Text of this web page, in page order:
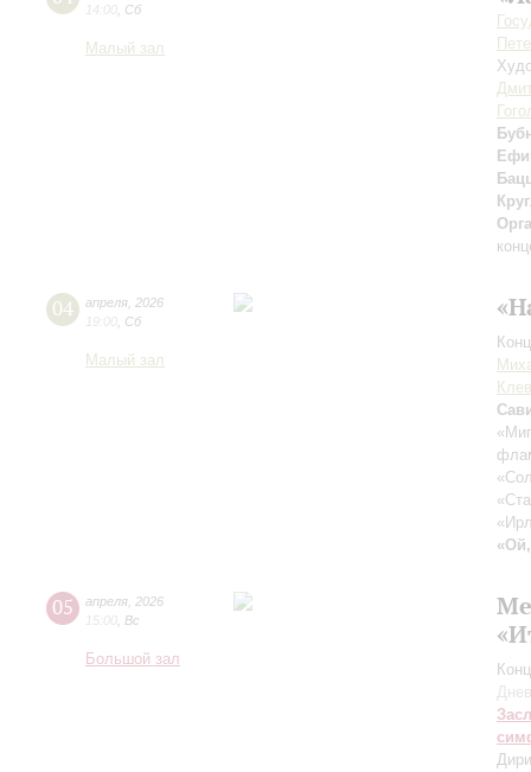
14:00 Сб
Малый зал
04 апреля 2026
19:00 Сб
Малый зал
05 апреля 2026
15:00 Вс
Большой зал